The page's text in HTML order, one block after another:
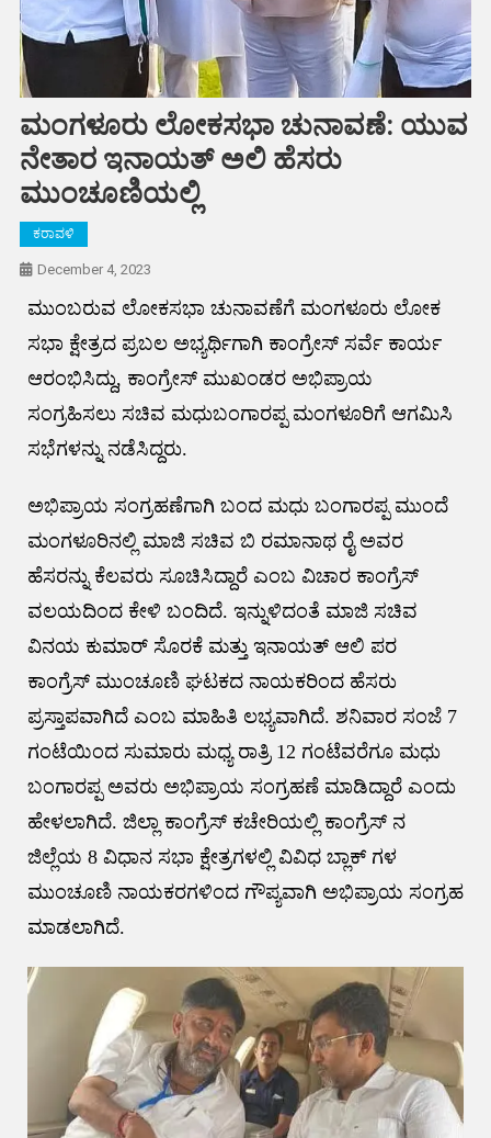
ಮಂಗಳೂರು ಲೋಕಸಭಾ ಚುನಾವಣೆ: ಯುವ
ನೇತಾರ ಇನಾಯತ್ ಅಲಿ ಹೆಸರು
ಮುಂಚೂಣಿಯಲ್ಲಿ
ಕರಾವಳಿ
December 4, 2023
ಮುಂಬರುವ ಲೋಕಸಭಾ ಚುನಾವಣೆಗೆ ಮಂಗಳೂರು ಲೋಕ
ಸಭಾ ಕ್ಷೇತ್ರದ ಪ್ರಬಲ ಅಭ್ಯರ್ಥಿಗಾಗಿ ಕಾಂಗ್ರೇಸ್ ಸರ್ವೆ ಕಾರ್ಯ
ಆರಂಭಿಸಿದ್ದು, ಕಾಂಗ್ರೇಸ್ ಮುಖಂಡರ ಅಭಿಪ್ರಾಯ
ಸಂಗ್ರಹಿಸಲು ಸಚಿವ ಮಧುಬಂಗಾರಪ್ಪ ಮಂಗಳೂರಿಗೆ ಆಗಮಿಸಿ
ಸಭೆಗಳನ್ನು ನಡೆಸಿದ್ದರು.
ಅಭಿಪ್ರಾಯ ಸಂಗ್ರಹಣೆಗಾಗಿ ಬಂದ ಮಧು ಬಂಗಾರಪ್ಪ ಮುಂದೆ
ಮಂಗಳೂರಿನಲ್ಲಿ ಮಾಜಿ ಸಚಿವ ಬಿ‌ ರಮಾನಾಥ ರೈ ಅವರ
ಹೆಸರನ್ನು ಕೆಲವರು ಸೂಚಿಸಿದ್ದಾರೆ ಎಂಬ ವಿಚಾರ ಕಾಂಗ್ರೆಸ್
ವಲಯದಿಂದ ಕೇಳಿ ಬಂದಿದೆ. ಇನ್ನುಳಿದಂತೆ ಮಾಜಿ ಸಚಿವ
ವಿನಯ ಕುಮಾರ್ ಸೊರಕೆ ಮತ್ತು ಇನಾಯತ್ ಆಲಿ ಪರ
ಕಾಂಗ್ರೆಸ್ ಮುಂಚೂಣಿ ಘಟಕದ ನಾಯಕರಿಂದ ಹೆಸರು
ಪ್ರಸ್ತಾಪವಾಗಿದೆ ಎಂಬ ಮಾಹಿತಿ ಲಭ್ಯವಾಗಿದೆ. ಶನಿವಾರ ಸಂಜೆ 7
ಗಂಟೆಯಿಂದ ಸುಮಾರು ಮಧ್ಯ ರಾತ್ರಿ 12 ಗಂಟೆವರೆಗೂ ಮಧು
ಬಂಗಾರಪ್ಪ ಅವರು ಅಭಿಪ್ರಾಯ ಸಂಗ್ರಹಣೆ ಮಾಡಿದ್ದಾರೆ ಎಂದು
ಹೇಳಲಾಗಿದೆ. ಜಿಲ್ಲಾ ಕಾಂಗ್ರೆಸ್ ಕಚೇರಿಯಲ್ಲಿ ಕಾಂಗ್ರೆಸ್ ನ
ಜಿಲ್ಲೆಯ 8 ವಿಧಾನ ಸಭಾ ಕ್ಷೇತ್ರಗಳಲ್ಲಿ ವಿವಿಧ ಬ್ಲಾಕ್ ಗಳ
ಮುಂಚೂಣಿ ನಾಯಕರಗಳಿಂದ ಗೌಪ್ಯವಾಗಿ ಅಭಿಪ್ರಾಯ ಸಂಗ್ರಹ
ಮಾಡಲಾಗಿದೆ.